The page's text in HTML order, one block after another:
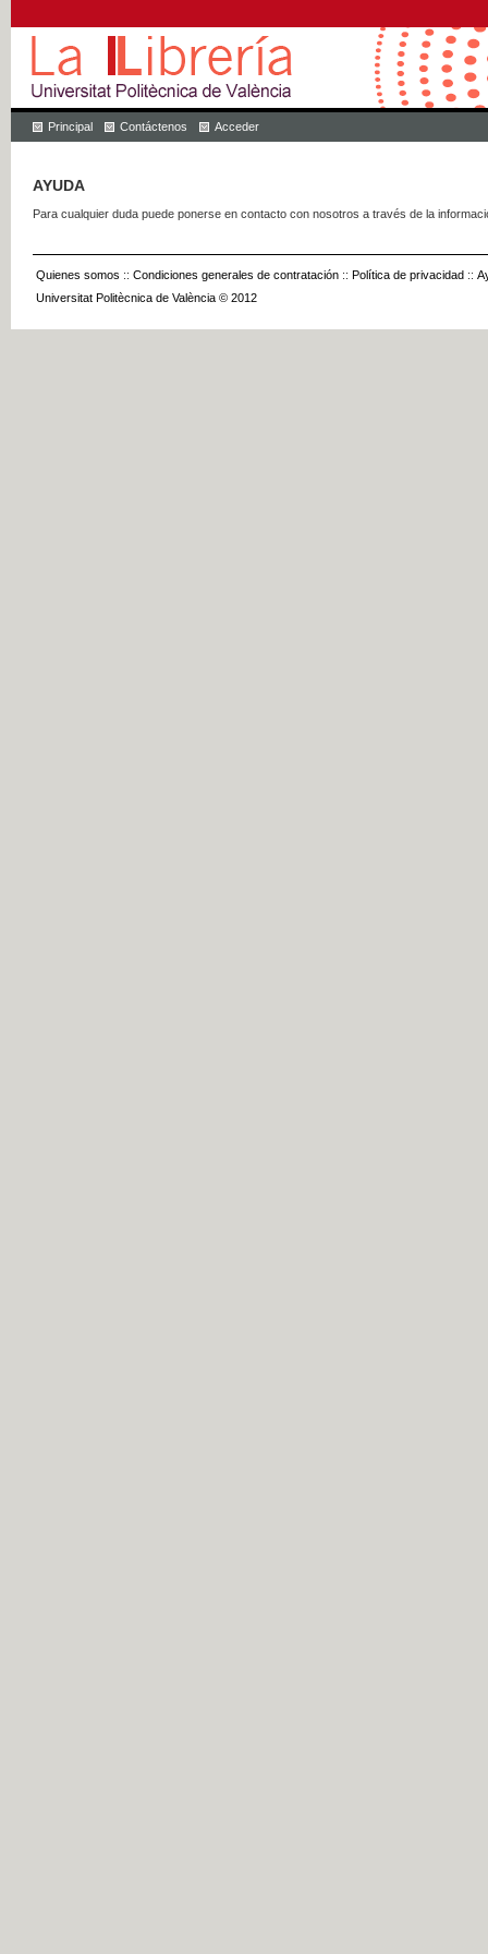
Principal Contáctenos Acceder
AYUDA
Para cualquier duda puede ponerse en contacto con nosotros a través de la
Quienes somos :: Condiciones generales de contratación :: Política de privacidad ::
Universitat Politècnica de València © 2012